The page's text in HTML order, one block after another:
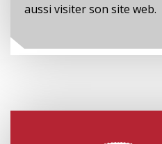
aussi visiter son site web.